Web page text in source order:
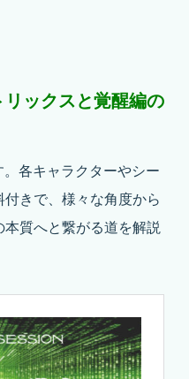
ックスと覚醒編の
各キャラクターやシー
きで、様々な角度から
質へと繋がる道を解説